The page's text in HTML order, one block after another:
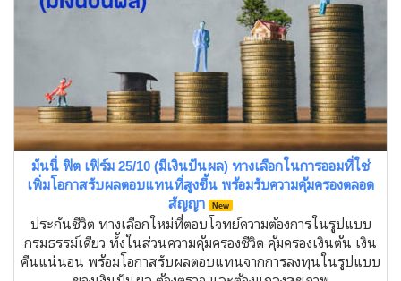
มันนี่ ฟิต เฟิร์ม 25/10 (มีเงินปันผล) ทางเลือกในการออมที่ใช่
เพิ่มโอกาสรับผลตอบแทนที่สูงขึ้น พร้อมรับความคุ้มครองตลอด
สัญญา New
ประกันชีวิต ทางเลือกใหม่ที่ตอบโจทย์ความต้องการในรูปแบบ
กรมธรรม์เดียว ทั้งในส่วนความคุ้มครองชีวิต คุ้มครองเงินต้น เงิน
คืนแน่นอน พร้อมโอกาสรับผลตอบแทนจากการลงทุนในรูปแบบ